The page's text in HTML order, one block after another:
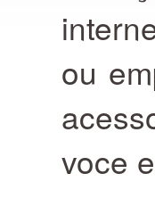
ou
voce